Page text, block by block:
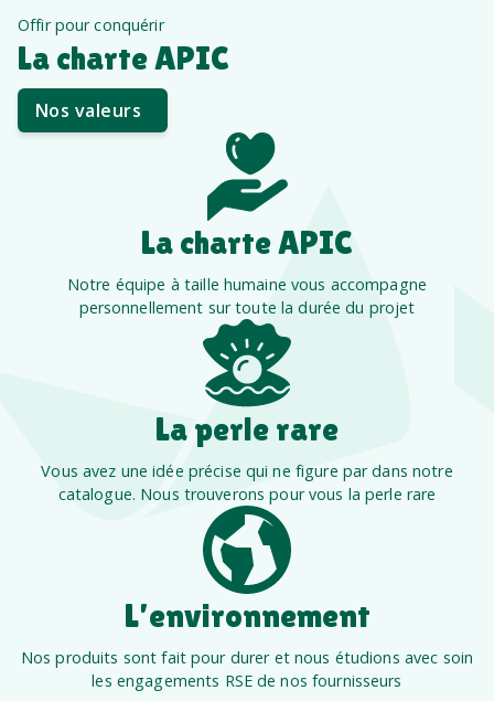
Offir pour conquérir
La charte APIC
Nos valeurs
La charte APIC
Notre équipe à taille humaine vous accompagne
personnellement sur toute la durée du projet
La perle rare
Vous avez une idée précise qui ne figure par dans notre
catalogue. Nous trouverons pour vous la perle rare
L’environnement
Nos produits sont fait pour durer et nous étudions avec soin
les engagements RSE de nos fournisseurs